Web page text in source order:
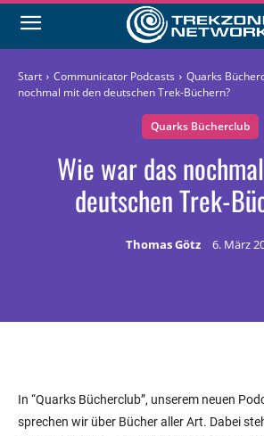
Start Communicator Podcasts Quarks
nochmal mit den deutschen Trek-Büchern?
Quarks Bücherclub
Wie war das
deutschen Trek-
Thomas Götz 6. März
In “Quarks Bücherclub”, unserem neuen
sprechen wir über Bücher aller Art. Dabei